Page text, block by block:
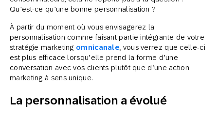
Qu’est-ce qu’une bonne personnalisation ?
À partir du moment où vous envisagerez la
personnalisation comme faisant partie intégrante de votre
stratégie marketing omnicanale , vous verrez que celle-ci
est plus efficace lorsqu’elle prend la forme d’une
conversation avec vos clients plutôt que d’une action
marketing à sens unique.
La personnalisation a évolué